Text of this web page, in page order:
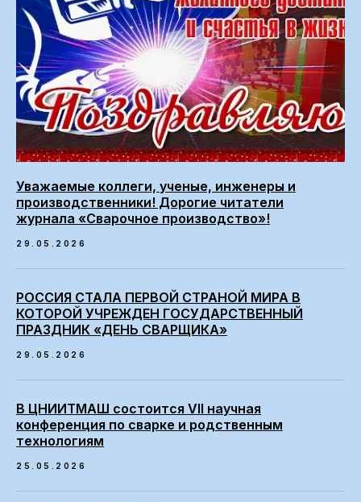
Уважаемые коллеги, ученые, инженеры и
производственники! Дорогие читатели
журнала «Сварочное производство»!
29.05.2026
РОССИЯ СТАЛА ПЕРВОЙ СТРАНОЙ МИРА В
КОТОРОЙ УЧРЕЖДЕН ГОСУДАРСТВЕННЫЙ
ПРАЗДНИК «ДЕНЬ СВАРЩИКА»
29.05.2026
В ЦНИИТМАШ состоится VII научная
конференция по сварке и родственным
технологиям
25.05.2026